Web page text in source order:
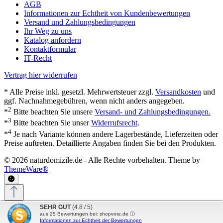
AGB
Informationen zur Echtheit von Kundenbewertungen
Versand und Zahlungsbedingungen
Ihr Weg zu uns
Katalog anfordern
Kontaktformular
IT-Recht
Vertrag hier widerrufen
* Alle Preise inkl. gesetzl. Mehrwertsteuer zzgl. Versandkosten und
ggf. Nachnahmegebühren, wenn nicht anders angegeben.
*2 Bitte beachten Sie unsere Versand- und Zahlungsbedingungen.
*3 Bitte beachten Sie unserWiderrufsrecht.
*4 Je nach Variante können andere Lagerbestände, Lieferzeiten oder
Preise auftreten. Detaillierte Angaben finden Sie bei den Produkten.
© 2026 naturdomizile.de - Alle Rechte vorbehalten. Theme by
ThemeWare®
Close in Seconds
SEHR GUT (4.8 / 5)
aus 25 Bewertungen bei: shopvote.de ⓘ
Informationen zur Echtheit der Bewertungen